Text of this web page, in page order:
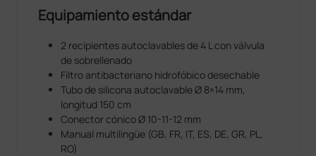
Equipamiento estándar
2 recipientes autoclavables de 4 L con válvula
de sobrellenado
Filtro antibacteriano hidrofóbico desechable
Tubo de silicona autoclavable Ø 8×14 mm,
longitud 150 cm
Conector cónico Ø 10-11-12 mm
Manual multilingüe (GB, FR, IT, ES, DE, GR, PL,
RO)